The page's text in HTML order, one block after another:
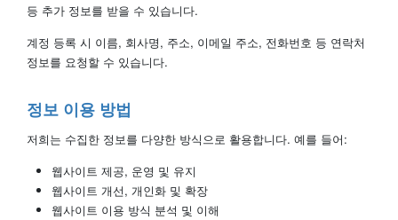
등 추가 정보를 받을 수 있습니다.
계정 등록 시 이름, 회사명, 주소, 이메일 주소, 전화번호 등 연락처
정보를 요청할 수 있습니다.
정보 이용 방법
저희는 수집한 정보를 다양한 방식으로 활용합니다. 예를 들어:
웹사이트 제공, 운영 및 유지
웹사이트 개선, 개인화 및 확장
웹사이트 이용 방식 분석 및 이해